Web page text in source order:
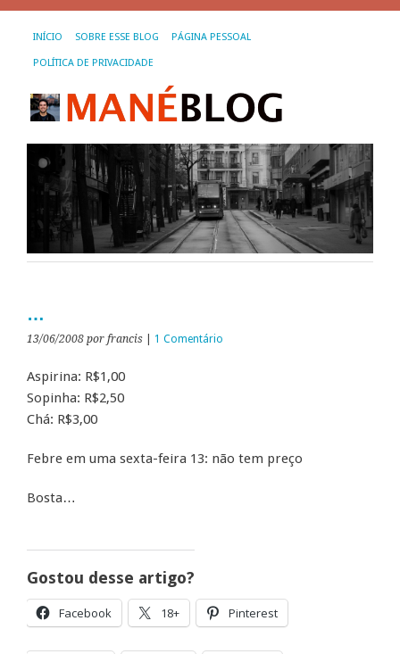
INÍCIO SOBRE ESSE BLOG PÁGINA PESSOAL
POLÍTICA DE PRIVACIDADE
…
13/06/2008 por francis 1 Comentário
Aspirina: R$1,00
Sopinha: R$2,50
Chá: R$3,00
Febre em uma sexta-feira 13: não tem preço
Bosta…
Gostou desse artigo?
Facebook 18+ Pinterest